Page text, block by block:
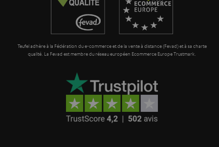
i
Teufel adhère à la Fédération du e-commerce et de la vente à distance (Fevad) et à sa charte
qualité. La Fevad est membre du réseau européen Ecommerce Europe Trustmark.